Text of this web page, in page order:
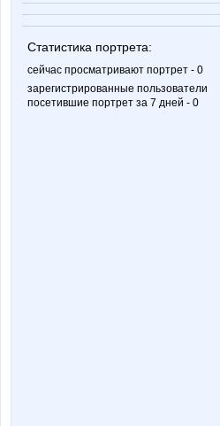
Статистика портрета:
сейчас просматривают портрет - 0
зарегистрированные пользователи
посетившие портрет за 7 дней - 0